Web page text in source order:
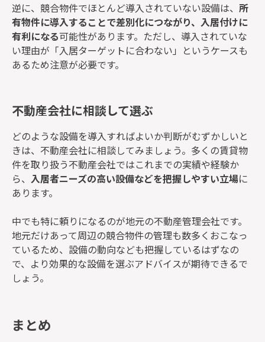
逆に、競合物件でほとんど導入されていない設備は、 所
有物件に導入することで差別化につながり、入居付けに
有利になる可能性があります。ただし、導入されていな
い理由が「入居ターゲットに合わない」というケースも
あるため注意が必要です。
不動産会社に相談して選ぶ
どのような設備を導入すればよいか判断がむずかしいと
きは、不動産会社に相談してみましょう。多くの賃貸物
件を取り扱う不動産会社ではこれまでの実績や経験か
ら、 入居者ニーズの高い設備などを把握しやすい立場に
あります。
中でも特に頼りになるのが地元の不動産管理会社です。
地元だけあって周辺の競合物件の管理も数多くおこなっ
ているため、設備の動向なども把握しているはずなの
で、より効果的な設備を選ぶアドバイスが期待できるで
しょう。
まとめ